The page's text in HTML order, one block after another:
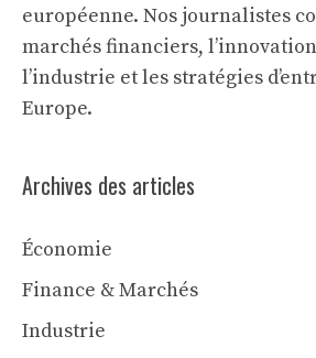
européenne. Nos journalistes
marchés financiers,
l’industrie et les stratégies
Europe.
Archives des articles
Économie
Finance & Marchés
Industrie